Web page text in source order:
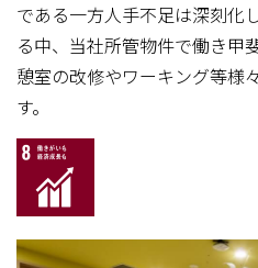
である一方人手不足は深刻化
る中、当社所管物件で働き甲
憩室の改修やワーキング等様
す。